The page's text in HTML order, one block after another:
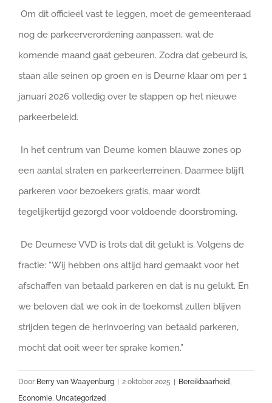
Om dit officieel vast te leggen, moet de gemeenteraad
nog de parkeerverordening aanpassen, wat de
komende maand gaat gebeuren. Zodra dat gebeurd is,
staan alle seinen op groen en is Deurne klaar om per 1
januari 2026 volledig over te stappen op het nieuwe
parkeerbeleid.
In het centrum van Deurne komen blauwe zones op
een aantal straten en parkeerterreinen. Daarmee blijft
parkeren voor bezoekers gratis, maar wordt
tegelijkertijd gezorgd voor voldoende doorstroming.
De Deurnese VVD is trots dat dit gelukt is. Volgens de
fractie: “Wij hebben ons altijd hard gemaakt voor het
afschaffen van betaald parkeren en dat is nu gelukt. En
we beloven dat we ook in de toekomst zullen blijven
strijden tegen de herinvoering van betaald parkeren,
mocht dat ooit weer ter sprake komen.”
Door Berry van Waayenburg | 2 oktober 2025 | Bereikbaarheid
Economie Uncategorized